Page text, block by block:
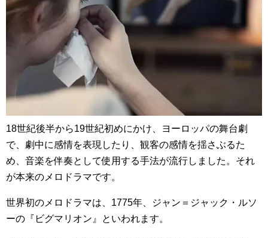
18世紀後半から19世紀初めにかけ、ヨーロッパの舞台劇
で、劇中に感情を表現したり、観客の感情を揺さぶるた
め、音楽を伴奏として使用する手法が流行しました。それ
が本来のメロドラマです。
世界初のメロドラマは、1775年、ジャン＝ジャック・ルソ
ーの『ビグマリオン』といわれます。